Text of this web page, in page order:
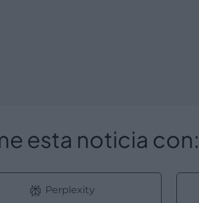
esta noticia con:
Perplexity